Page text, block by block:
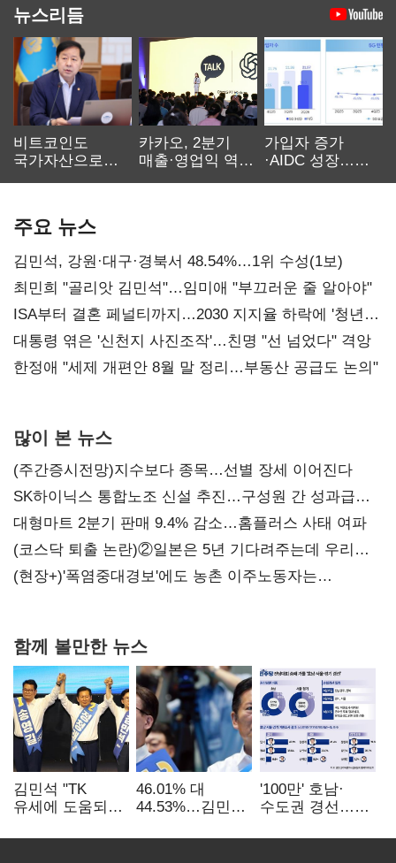
뉴스리듬
비트코인도
국가자산으로…'
카카오, 2분기
매출·영업익 역대
가입자 증가
·AIDC 성장…
주요 뉴스
김민석, 강원·대구·경북서 48.54%…1위 수성(1보)
최민희 "골리앗 김민석"…임미애 "부끄러운 줄 알아야"
ISA부터 결혼 페널티까지…2030 지지율 하락에 '청년
챙기기'
대통령 엮은 '신천지 사진조작'…친명 "선 넘었다" 격앙
한정애 "세제 개편안 8월 말 정리…부동산 공급도 논의"
많이 본 뉴스
(주간증시전망)지수보다 종목…선별 장세 이어진다
SK하이닉스 통합노조 신설 추진…구성원 간 성과급
불만 확산
대형마트 2분기 판매 9.4% 감소…홈플러스 사태 여파
(코스닥 퇴출 논란)②일본은 5년 기다려주는데 우리는
당장 퇴출?…시간만으론 부족한 코스닥 구하기
(현장+)'폭염중대경보'에도 농촌 이주노동자는
함께 볼만한 뉴스
김민석 "TK
유세에 도움되는
"벌써 대표된 양
46.01% 대
44.53%…김민석·
'초박빙'(종합)
'100만' 호남·
수도권 경선…